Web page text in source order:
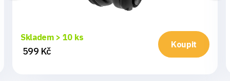
Skladem > 10 ks
599 Kč
Koupit